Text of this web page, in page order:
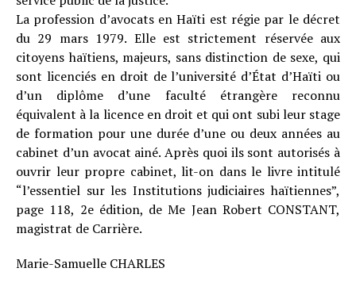
La profession d’avocats en Haïti est régie par le décret
du 29 mars 1979. Elle est strictement réservée aux
citoyens haïtiens, majeurs, sans distinction de sexe, qui
sont licenciés en droit de l’université d’État d’Haïti ou
d’un diplôme d’une faculté étrangère reconnu
équivalent à la licence en droit et qui ont subi leur stage
de formation pour une durée d’une ou deux années au
cabinet d’un avocat ainé. Après quoi ils sont autorisés à
ouvrir leur propre cabinet, lit-on dans le livre intitulé
“l’essentiel sur les Institutions judiciaires haïtiennes”,
page 118, 2e édition, de Me Jean Robert CONSTANT,
magistrat de Carrière.
Marie-Samuelle CHARLES